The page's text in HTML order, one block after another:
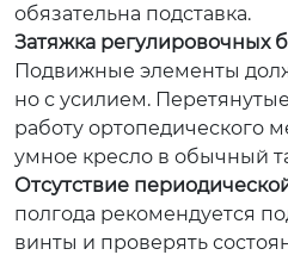
обязательна подставка.
Затяжка регулировочных
Подвижные элементы
но с усилием.
работу ортопедического
умное кресло в обычный
Отсутствие
полгода рекомендуется
винты и проверять